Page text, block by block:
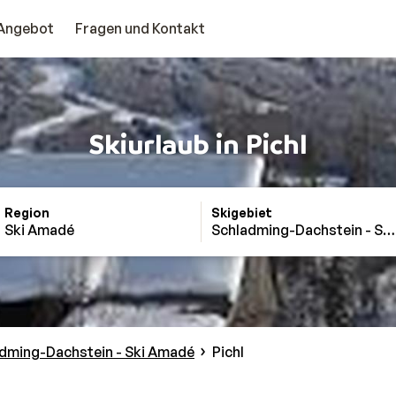
Fragen und Kontakt
Skiurlaub in Pichl
Region
Ski Amadé
Skigebiet
Schladming-Dachstein -
Dachstein - Ski Amadé Pichl